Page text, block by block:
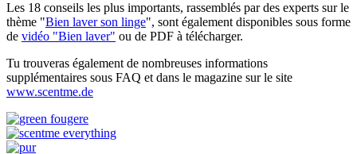
Les 18 conseils les plus importants, rassemblés par des experts sur le
thème "Bien laver son linge", sont également disponibles sous forme
de vidéo "Bien laver" ou de PDF à télécharger.
Tu trouveras également de nombreuses informations
supplémentaires sous FAQ et dans le magazine sur le site
www.scentme.de